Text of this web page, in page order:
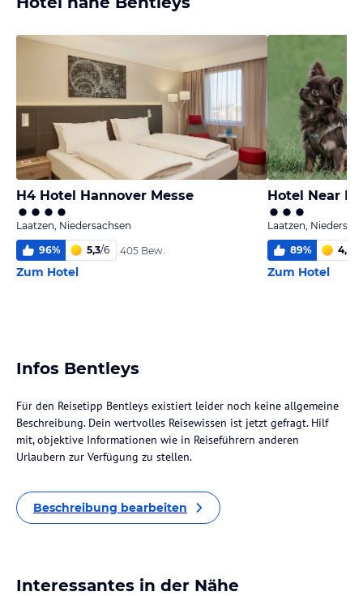
H4 Hotel Hannover Messe
Laatzen, Niedersachsen
96% 5,3/6 405 Bew.
Zum Hotel
Hotel Near By
Laatzen,
89% 4,7
Zum Hotel
Infos Bentleys
Für den Reisetipp Bentleys existiert leider noch keine allgemeine
Beschreibung. Dein wertvolles Reisewissen ist jetzt gefragt. Hilf
mit, objektive Informationen wie in Reiseführern anderen
Urlaubern zur Verfügung zu stellen.
Beschreibung bearbeiten
Interessantes in der Nähe